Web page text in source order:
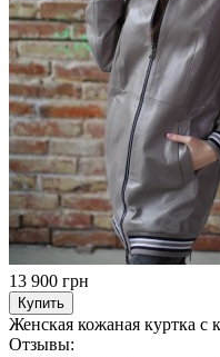
13 900 грн
Купить
Женская кожаная куртка
Отзывы: